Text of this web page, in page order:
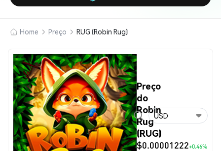
Home Preço RUG (Robin Rug)
Preço
do
Robin
Rug
(RUG)
$0.00001222+0.46%
USD